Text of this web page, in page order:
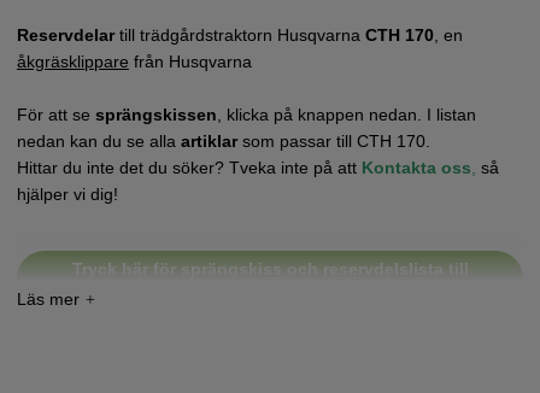
Reservdelartill trädgårdstraktorn Husqvarna CTH 170 , en
åkgräsklippare från Husqvarna
För att se sprängskissen , klicka på knappen nedan. I listan
nedan kan du se alla artiklarsom passar till CTH 170.
Hittar du inte det du söker? Tveka inte på att Kontakta oss så
hjälper vi dig!
Tryck här för sprängskiss och reservdelslista till